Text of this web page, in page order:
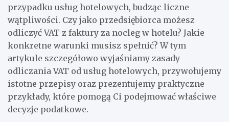
przypadku usług hotelowych, budząc liczne
wątpliwości. Czy jako przedsiębiorca możesz
odliczyć VAT z faktury za nocleg w hotelu? Jakie
konkretne warunki musisz spełnić? W tym
artykule szczegółowo wyjaśniamy zasady
odliczania VAT od usług hotelowych, przywołujemy
istotne przepisy oraz prezentujemy praktyczne
przykłady, które pomogą Ci podejmować właściwe
decyzje podatkowe.